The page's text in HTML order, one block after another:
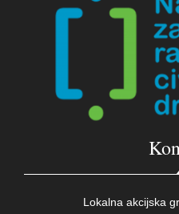
Lokalna akcijska